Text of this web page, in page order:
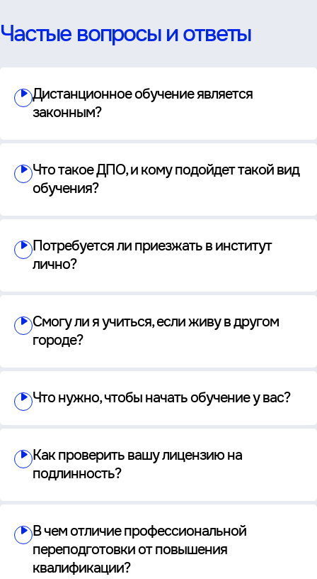
Частые вопросы и ответы
Дистанционное обучение является
законным?
Что такое ДПО, и кому подойдет такой вид
обучения?
Потребуется ли приезжать в институт
лично?
Смогу ли я учиться, если живу в другом
городе?
Что нужно, чтобы начать обучение у вас?
Как проверить вашу лицензию на
подлинность?
В чем отличие профессиональной
переподготовки от повышения
квалификации?